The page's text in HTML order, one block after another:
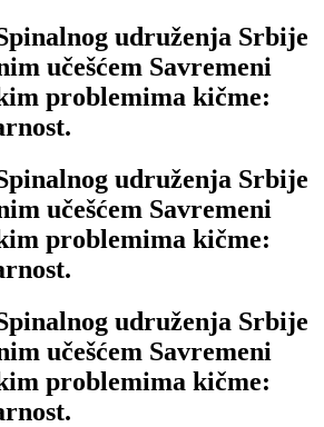
udruženja Srbije
učešćem Savremeni
problemima kičme:
udruženja Srbije
učešćem Savremeni
problemima kičme:
udruženja Srbije
učešćem Savremeni
problemima kičme: